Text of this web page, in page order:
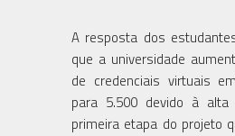
A resposta dos
que a universidade
de credenciais virtuais
para 5.500 devido à alta
primeira etapa do projeto